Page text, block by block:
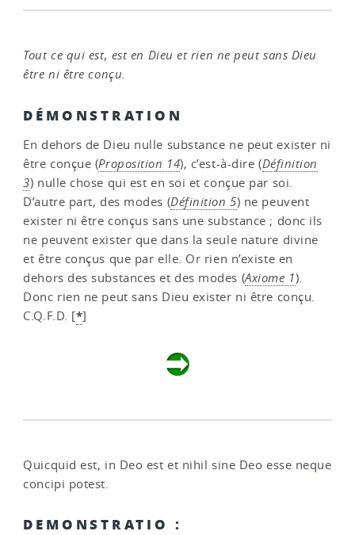
Tout ce qui est, est en Dieu et rien ne peut sans Dieu
être ni être conçu.
DÉMONSTRATION
En dehors de Dieu nulle substance ne peut exister ni
être conçue (Proposition 14), c’est-à-dire (Définition
3) nulle chose qui est en soi et conçue par soi.
D’autre part, des modes (Définition 5) ne peuvent
exister ni être conçus sans une substance ; donc ils
ne peuvent exister que dans la seule nature divine
et être conçus que par elle. Or rien n’existe en
dehors des substances et des modes (Axiome 1).
Donc rien ne peut sans Dieu exister ni être conçu.
C.Q.F.D. [*]
Quicquid est, in Deo est et nihil sine Deo esse neque
concipi potest.
DEMONSTRATIO :